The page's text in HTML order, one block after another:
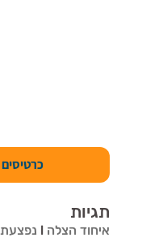
תגיות
איחוד הצלה